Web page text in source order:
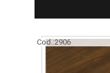
Cod.:2906